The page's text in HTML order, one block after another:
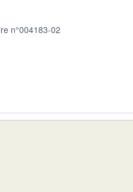
n°004183-02